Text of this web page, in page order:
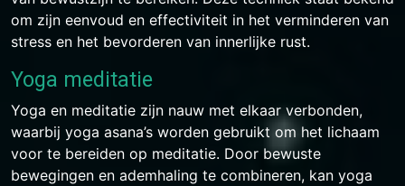
om zijn eenvoud en effectiviteit in het verminderen van
stress en het bevorderen van innerlijke rust.
Yoga meditatie
Yoga en meditatie zijn nauw met elkaar verbonden,
waarbij yoga asana’s worden gebruikt om het lichaam
voor te bereiden op meditatie. Door bewuste
bewegingen en ademhaling te combineren, kan yoga